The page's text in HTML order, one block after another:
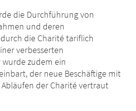
die Durchführung von
und deren
die Charité tariflich
verbesserten
zudem ein
der neue Beschäftige mit
der Charité vertraut